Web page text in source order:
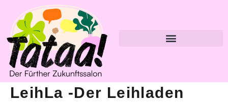
LeihLa -der Leihladen